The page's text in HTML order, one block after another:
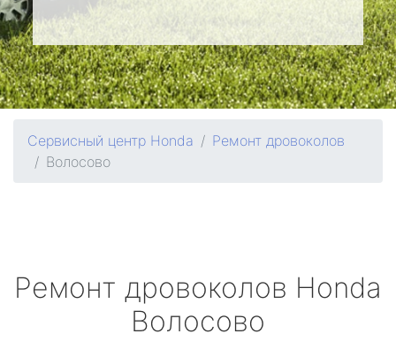
Сервисный центр Honda
Ремонт дровоколов
Волосово
Ремонт дровоколов Honda
Волосово